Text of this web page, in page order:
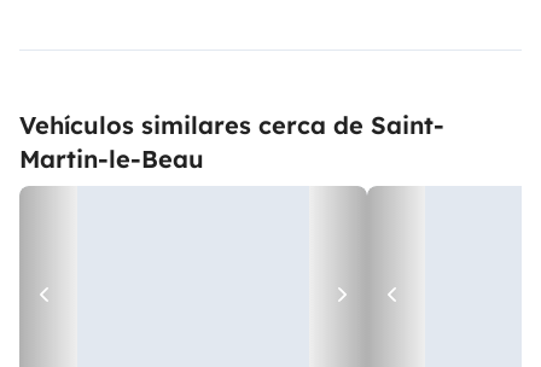
Vehículos similares cerca de Saint-
Martin-le-Beau